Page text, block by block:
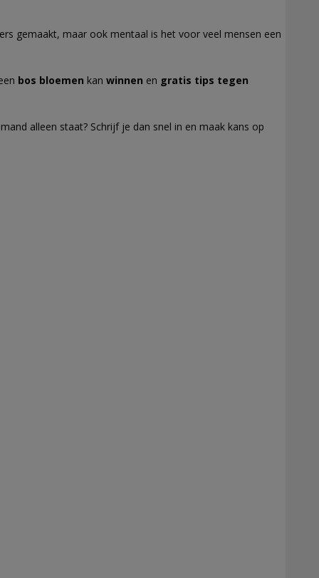
gemaakt, maar ook mentaal is het voor veel mensen een
bos bloemen kan winnen en gratis tips tegen
alleen staat? Schrijf je dan snel in en maak kans op